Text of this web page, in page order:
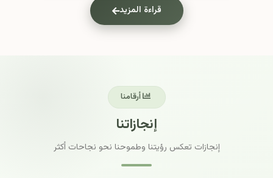
قراءة المزيد
أرقامنا
إنجازاتنا
إنجازات تعكس رؤيتنا وطموحنا نحو نجاحات أكثر